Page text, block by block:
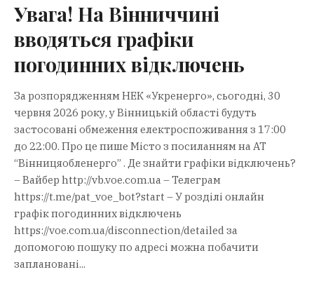
Увага! На Вінниччині
вводяться графіки
погодинних відключень
За розпорядженням НЕК «Укренерго», сьогодні, 30
червня 2026 року, у Вінницькій області будуть
застосовані обмеження електроспоживання з 17:00
до 22:00. Про це пише Місто з посиланням на АТ
“Вінницяобленерго” . Де знайти графіки відключень?
– Вайбер http://vb.voe.com.ua – Телеграм
https://t.me/pat_voe_bot?start – У розділі онлайн
графік погодинних відключень
https://voe.com.ua/disconnection/detailed за
допомогою пошуку по адресі можна побачити
заплановані...